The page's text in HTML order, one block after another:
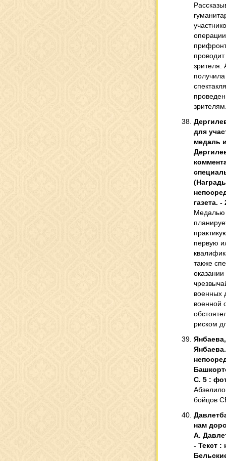
зрителя.
для
медаль
газета.
Медалью
первую
также
военных
военной
риском
С. 5 :
бойцов
нам
А.
- Текст :